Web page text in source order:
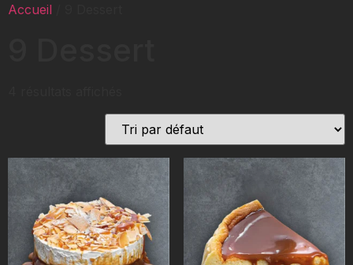
Accueil